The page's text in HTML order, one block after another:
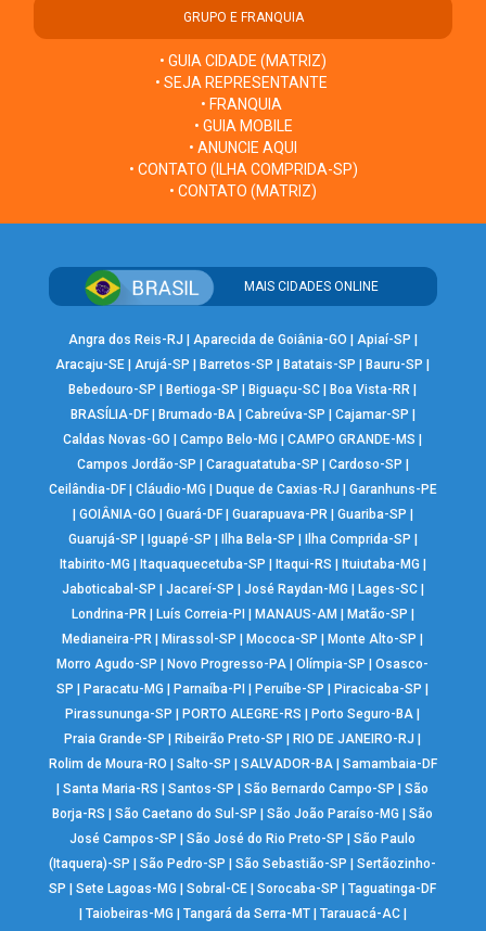
GRUPO E FRANQUIA
• GUIA CIDADE (MATRIZ)
• SEJA REPRESENTANTE
• FRANQUIA
• GUIA MOBILE
• ANUNCIE AQUI
• CONTATO (ILHA COMPRIDA-SP)
• CONTATO (MATRIZ)
MAIS CIDADES ONLINE
Angra dos Reis-RJ | Aparecida de Goiânia-GO | Apiaí-SP |
Aracaju-SE | Arujá-SP |Barretos-SP |Batatais-SP |Bauru-SP |
Bebedouro-SP |Bertioga-SP |Biguaçu-SC |Boa Vista-RR |
BRASÍLIA-DF| Brumado-BA| Cabreúva-SP | Cajamar-SP |
Caldas Novas-GO |Campo Belo-MG |CAMPO GRANDE-MS |
Campos Jordão-SP | Caraguatatuba-SP | Cardoso-SP |
Ceilândia-DF| Cláudio-MG | Duque de Caxias-RJ | Garanhuns-PE
| GOIÂNIA-GO | Guará-DF| Guarapuava-PR | Guariba-SP |
Guarujá-SP | Iguapé-SP | Ilha Bela-SP | Ilha Comprida-SP |
Itabirito-MG | Itaquaquecetuba-SP | Itaqui-RS | Ituiutaba-MG |
Jaboticabal-SP | Jacareí-SP | José Raydan-MG | Lages-SC|
Londrina-PR | Luís Correia-PI | MANAUS-AM | Matão-SP |
Medianeira-PR |Mirassol-SP |Mococa-SP |Monte Alto-SP |
Morro Agudo-SP |Novo Progresso-PA |Olímpia-SP |Osasco-
SP |Paracatu-MG |Parnaíba-PI |Peruíbe-SP |Piracicaba-SP |
Pirassununga-SP |PORTO ALEGRE-RS |Porto Seguro-BA |
Praia Grande-SP |Ribeirão Preto-SP |RIO DE JANEIRO-RJ |
Rolim de Moura-RO | Salto-SP | SALVADOR-BA| Samambaia-DF
|Santa Maria-RS |Santos-SP |São Bernardo Campo-SP |São
Borja-RS |São Caetano do Sul-SP |São João Paraíso-MG |São
José Campos-SP |São José do Rio Preto-SP |São Paulo
(Itaquera)-SP |São Pedro-SP |São Sebastião-SP |Sertãozinho-
SP |Sete Lagoas-MG |Sobral-CE |Sorocaba-SP |Taguatinga-DF
| Taiobeiras-MG | Tangará da Serra-MT| Tarauacá-AC|